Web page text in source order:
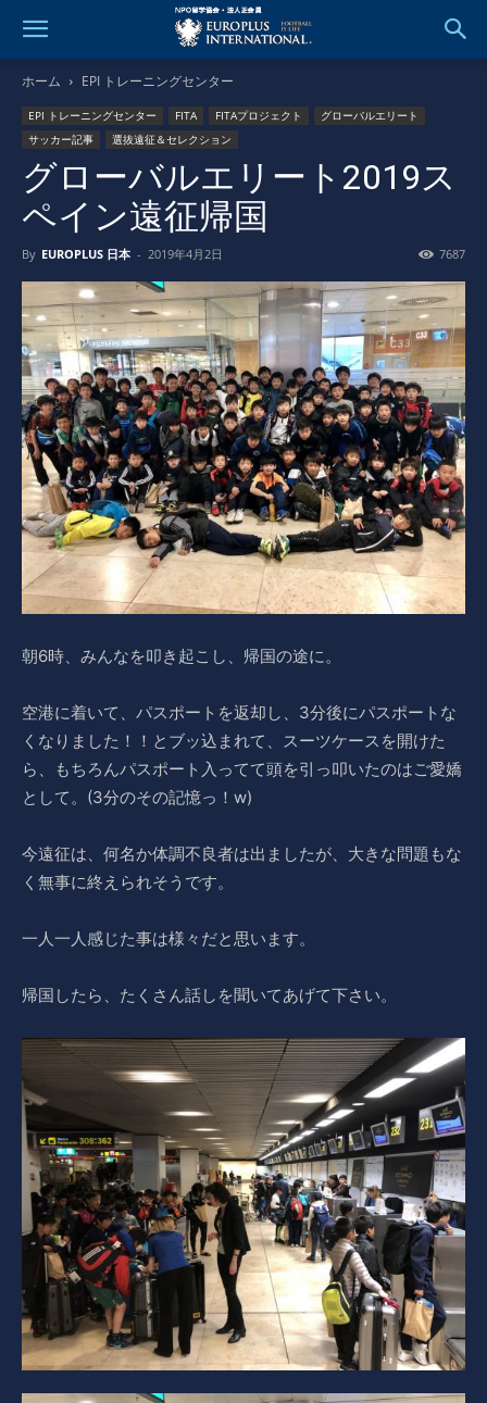
ホーム EPI トレーニングセンター
EPI トレーニングセンター FITA FITAプロジェクト
グローバルエリート
サッカー記事
選抜遠征＆セレクション
グローバルエリート2019ス
ペイン遠征帰国
By EUROPLUS 日本 - 2019年4月2日 7687
朝6時、みんなを叩き起こし、帰国の途に。
空港に着いて、パスポートを返却し、3分後にパスポートな
くなりました！！とブッ込まれて、スーツケースを開けた
ら、もちろんパスポート入ってて頭を引っ叩いたのはご愛嬌
として。(3分のその記憶っ！w)
今遠征は、何名か体調不良者は出ましたが、大きな問題もな
く無事に終えられそうです。
一人一人感じた事は様々だと思います。
帰国したら、たくさん話しを聞いてあげて下さい。